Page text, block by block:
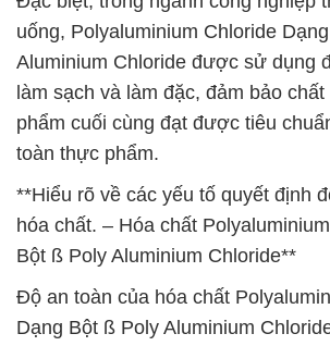
uống, Polyaluminium Chloride
Aluminium Chloride được sử dụng
làm sạch và làm đặc, đảm bảo
phẩm cuối cùng đạt được tiêu
toàn thực phẩm.
**Hiểu rõ về các yếu tố quyết định
hóa chất. – Hóa chất
Bột ß Poly Aluminium Chloride**
Độ an toàn của hóa chất
Dạng Bột ß Poly Aluminium